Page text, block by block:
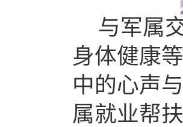
与军属
身体健康
中的心声
属就业帮